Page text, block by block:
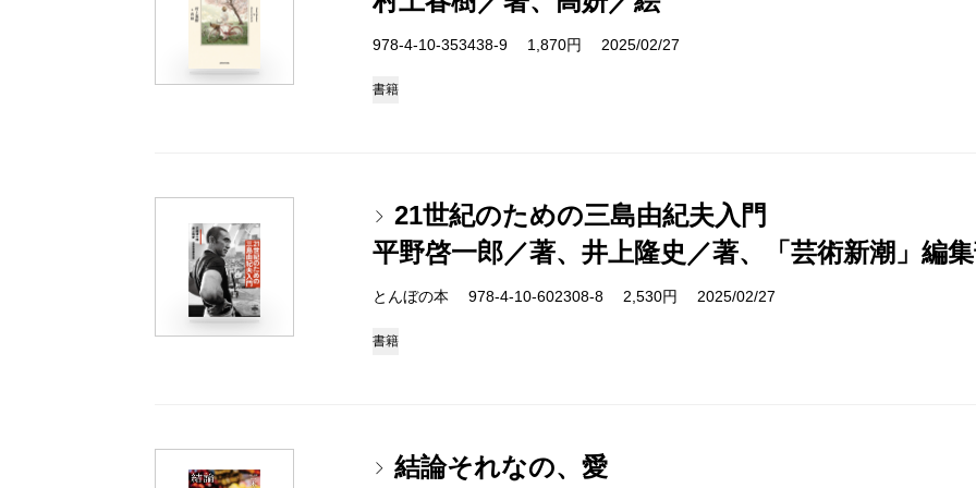
978-4-10-353438-9 1,870円 2025/02/27
書籍
21世紀のための三島由紀夫入門
平野啓一郎／著、井上隆史／著、「芸術新潮」編
とんぼの本 978-4-10-602308-8 2,530円 2025/02/27
書籍
結論それなの、愛